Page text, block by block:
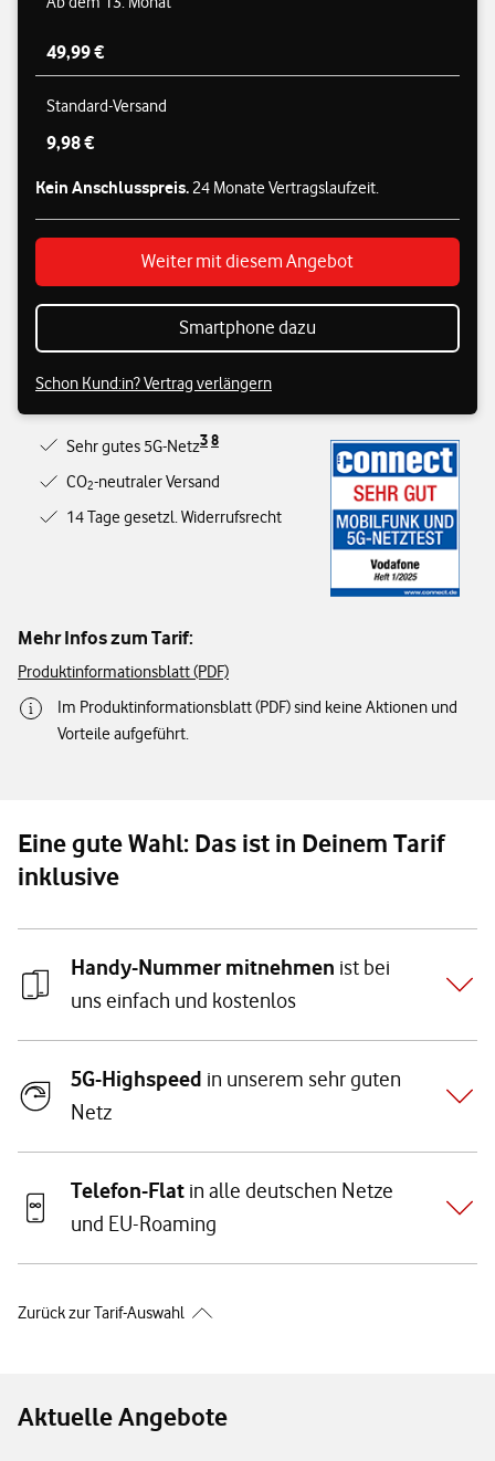
49,99 €
Standard-Versand
9,98 €
Kein Anschlusspreis. 24 Monate Vertragslaufzeit.
Weiter mit diesem Angebot
Smartphone dazu
Schon Kund:in? Vertrag verlängern
Sehr gutes 5G-Netz38
CO2-neutraler Versand
14 Tage gesetzl. Widerrufsrecht
Mehr Infos zum Tarif:
Produktinformationsblatt (PDF)
Im Produktinformationsblatt (PDF) sind keine Aktionen und
Vorteile aufgeführt.
Eine gute Wahl: Das ist in Deinem Tarif
inklusive
Handy-Nummer mitnehmen ist bei
uns einfach und kostenlos
5G-Highspeed in unserem sehr guten
Netz
Telefon-Flat in alle deutschen Netze
und EU-Roaming
Zurück zur Tarif-Auswahl
Aktuelle Angebote